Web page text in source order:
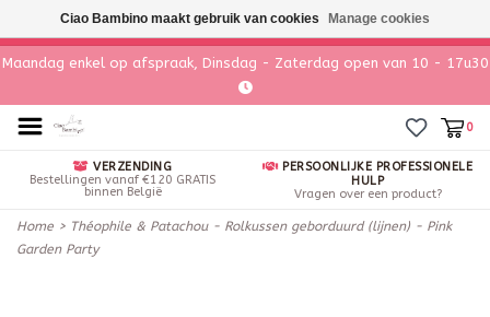
Maandag enkel op afspraak, Dinsdag - Zaterdag open van 10 - 17u30
0
VERZENDING
Bestellingen vanaf €120 GRATIS
binnen België
PERSOONLIJKE PROFESSIONELE
HULP
Vragen over een product?
Home > Théophile & Patachou - Rolkussen geborduurd (lijnen) - Pink
Garden Party
Ciao Bambino maakt gebruik van cookies Manage cookies